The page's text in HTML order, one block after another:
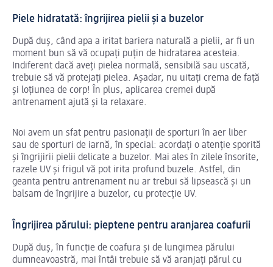
Piele hidratată: îngrijirea pielii și a buzelor
După duș, când apa a iritat bariera naturală a pielii, ar fi un
moment bun să vă ocupați puțin de hidratarea acesteia.
Indiferent dacă aveți pielea normală, sensibilă sau uscată,
trebuie să vă protejați pielea. Așadar, nu uitați crema de față
și loțiunea de corp! În plus, aplicarea cremei după
antrenament ajută și la relaxare.
Noi avem un sfat pentru pasionații de sporturi în aer liber
sau de sporturi de iarnă, în special: acordați o atenție sporită
și îngrijirii pielii delicate a buzelor. Mai ales în zilele însorite,
razele UV și frigul vă pot irita profund buzele. Astfel, din
geanta pentru antrenament nu ar trebui să lipsească și un
balsam de îngrijire a buzelor, cu protecție UV.
Îngrijirea părului: pieptene pentru aranjarea coafurii
După duș, în funcție de coafura și de lungimea părului
dumneavoastră, mai întâi trebuie să vă aranjați părul cu